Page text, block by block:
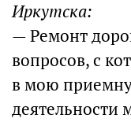
Иркутска:
— Ремонт
вопросов, с
в мою
деятельности